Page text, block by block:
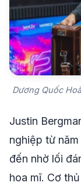
Dương Quốc
Justin
nghiệp từ
đến nhờ lối
hoa mĩ. Cơ